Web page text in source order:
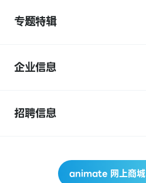
专题特辑
企业信息
招聘信息
animate 网上商城